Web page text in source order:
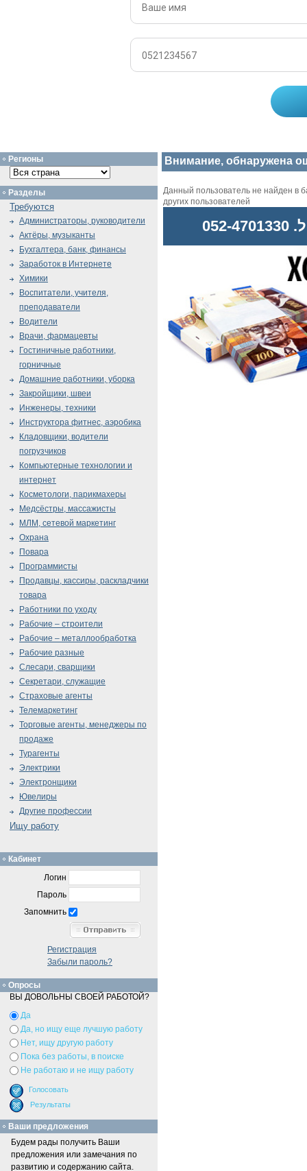
Внимание, обнаружена
Данный пользователь не найден в
других пользователей
Регионы
Разделы
Требуются
Администраторы, руководители
Актёры, музыканты
Бухгалтера, банк, финансы
Заработок в Интернете
Химики
Воспитатели, учителя,
преподаватели
Водители
Врачи, фармацевты
Гостиничные работники,
горничные
Домашние работники, уборка
Закройщики, швеи
Инженеры, техники
Инструктора фитнес, аэробика
Кладовщики, водители
погрузчиков
Компьютерные технологии и
интернет
Косметологи, парикмахеры
Медсёстры, массажисты
МЛМ, сетевой маркетинг
Охрана
Повара
Программисты
Продавцы, кассиры, раскладчики
товара
Работники по уходу
Рабочие – строители
Рабочие – металлообработка
Рабочие разные
Слесари, сварщики
Секретари, служащие
Страховые агенты
Телемаркетинг
Торговые агенты, менеджеры по
продаже
Турагенты
Электрики
Электронщики
Ювелиры
Другие профессии
Ищу работу
Кабинет
Логин
Пароль
Запомнить
Регистрация
Забыли пароль?
Опросы
ВЫ ДОВОЛЬНЫ СВОЕЙ РАБОТОЙ?
Да
Да, но ищу еще лучшую работу
Нет, ищу другую работу
Пока без работы, в поиске
Не работаю и не ищу работу
Ваши предложения
Будем рады получить Ваши
предложения или замечания по
развитию и содержанию сайта.